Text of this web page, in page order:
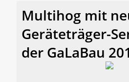
Multihog mit
Geräteträger-
der GaLaBau